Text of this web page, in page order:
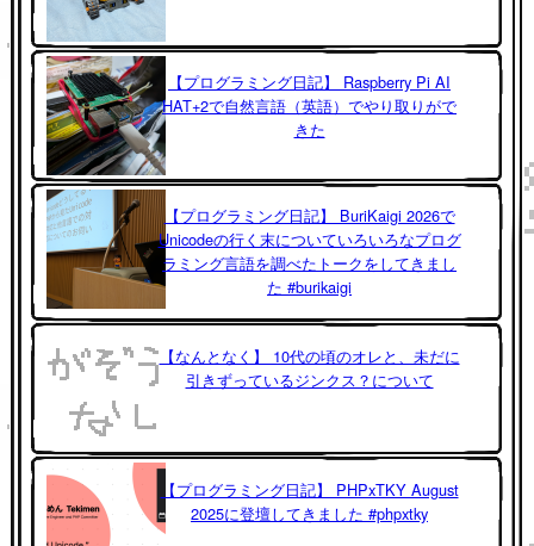
【プログラミング日記】 Raspberry Pi AI
HAT+2で自然言語（英語）でやり取りがで
きた
【プログラミング日記】 BuriKaigi 2026で
Unicodeの行く末についていろいろなプログ
ラミング言語を調べたトークをしてきまし
た #burikaigi
【なんとなく】 10代の頃のオレと、未だに
引きずっているジンクス？について
【プログラミング日記】 PHPxTKY August
2025に登壇してきました #phpxtky